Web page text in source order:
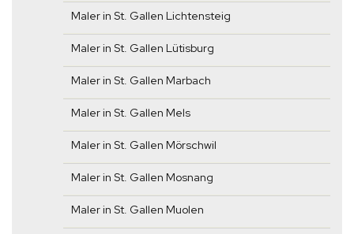
Maler in St. Gallen Lichtensteig
Maler in St. Gallen Lütisburg
Maler in St. Gallen Marbach
Maler in St. Gallen Mels
Maler in St. Gallen Mörschwil
Maler in St. Gallen Mosnang
Maler in St. Gallen Muolen